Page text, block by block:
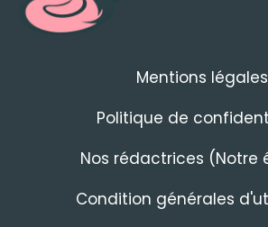
Mentions légales
Politique de
Nos rédactrices (Notre
Condition générales